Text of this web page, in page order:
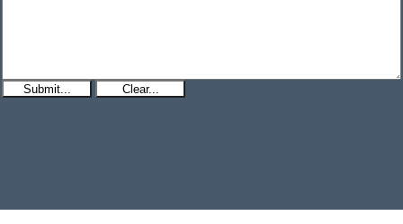
Submit... Clear...